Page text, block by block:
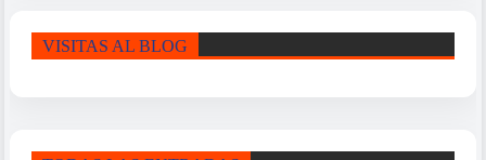
VISITAS AL BLOG